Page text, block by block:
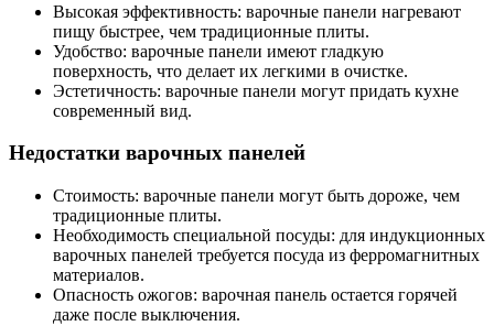
Высокая эффективность: варочные панели нагревают
пищу быстрее, чем традиционные плиты.
Удобство: варочные панели имеют гладкую
поверхность, что делает их легкими в очистке.
Эстетичность: варочные панели могут придать кухне
современный вид.
Недостатки варочных панелей
Стоимость: варочные панели могут быть дороже, чем
традиционные плиты.
Необходимость специальной посуды: для индукционных
варочных панелей требуется посуда из ферромагнитных
материалов.
Опасность ожогов: варочная панель остается горячей
даже после выключения.